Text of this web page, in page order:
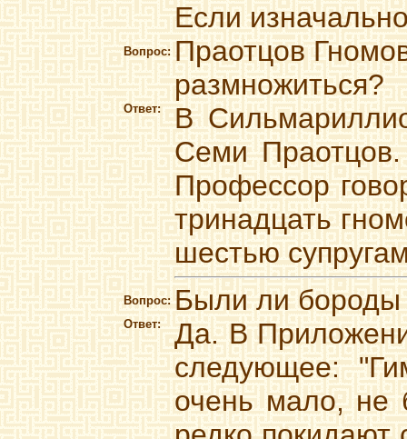
Вопрос:
Если
Праотцов
размножиться?
Ответ:
В
Семи
Профессор
тринадцать
шестью
Вопрос: Были ли бороды
Ответ:
Да. В
следующее:
очень мало, не